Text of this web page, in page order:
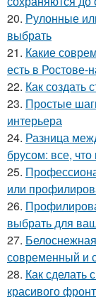
20. Рулонные
выбрать
21. Какие
есть в Ростове-
22. Как создать
23. Простые
интерьера
24. Разница
брусом: все,
25.
или
26.
выбрать для
27.
современный и
28. Как
красивого